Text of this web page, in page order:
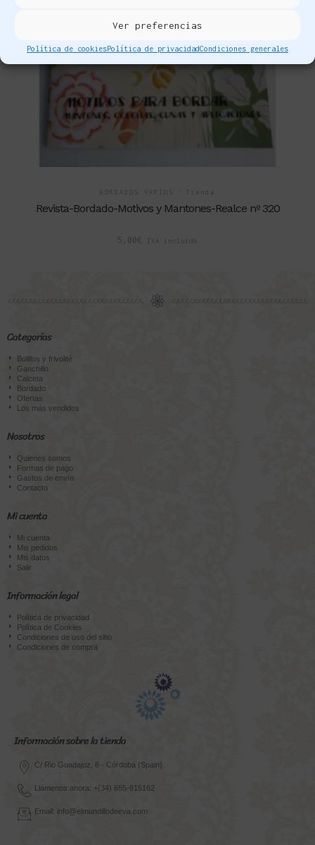
Ver preferencias
Política de cookiesPolítica de privacidadCondiciones generales
BORDADOS VARIOS Tienda
Revista-Bordado-Motivos y Mantones-Realce nº 320
5,00€ IVA incluido
Categorías
Bolillos y frivolité
Ganchillo
Calceta
Bordado
Ofertas
Los más vendidos
Nosotros
Quienes somos
Formas de pago
Gastos de envío
Contacto
Mi cuenta
Mi cuenta
Mis pedidos
Mis datos
Salir
Información legal
Política de privacidad
Política de Cookies
Condiciones de uso del sitio
Condiciones de compra
Información sobre la tienda
C/ Rio Guadajoz, 6 - Córdoba (Spain)
Llámenos ahora: +(34) 655-815162
Email: info@elmundillodeeva.com